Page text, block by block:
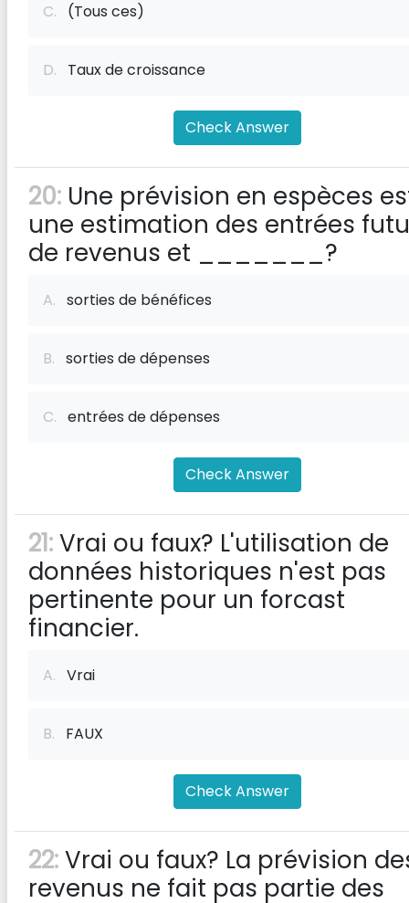
C. (Tous ces)
D. Taux de croissance
Check Answer
20: Une prévision en espèces
une estimation des entrées
de revenus et _______?
A. sorties de bénéfices
B. sorties de dépenses
C. entrées de dépenses
Check Answer
21:Vrai ou faux? L'utilisation de
données historiques n'est pas
pertinente pour un forcast
financier.
A. Vrai
B. FAUX
Check Answer
22:Vrai ou faux? La prévision
revenus ne fait pas partie des